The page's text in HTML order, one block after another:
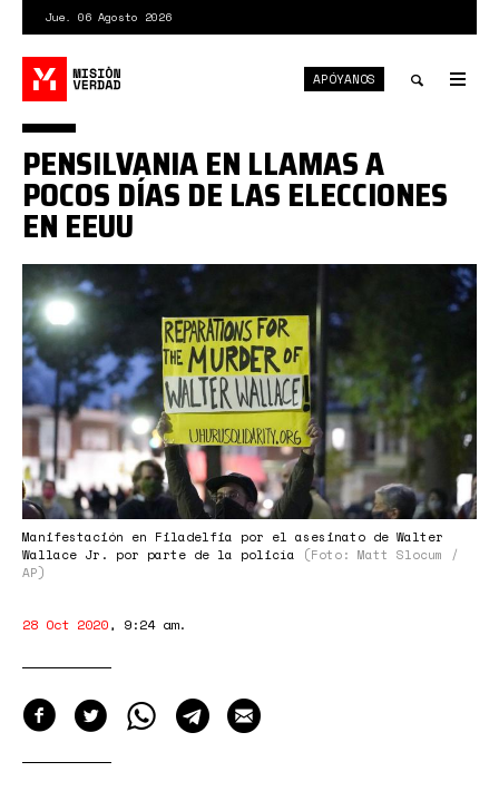
contenido
principal
Jue. 06 Agosto 2026
APÓYANOS
filadelfia
arde.jpg
Manifestación en Filadelfia por el asesinato de Walter
Wallace Jr. por parte de la policía
(Foto: Matt Slocum /
AP)
PENSILVANIA EN LLAMAS A
POCOS DÍAS DE LAS ELECCIONES
EN EEUU
28 Oct 2020, 9:24 am.